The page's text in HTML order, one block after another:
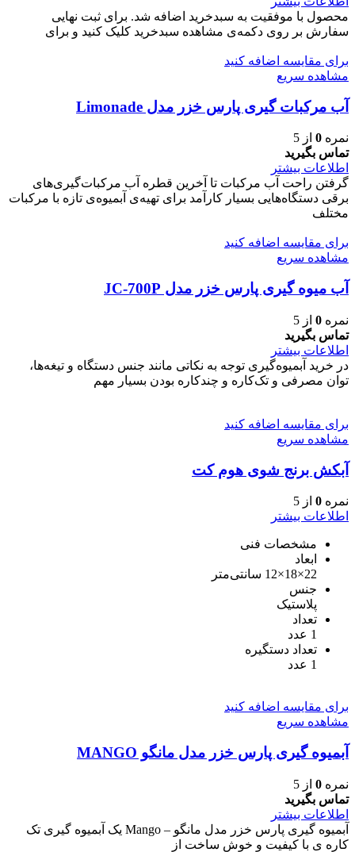
محصول با موفقیت به سبدخرید اضافه شد. برای ثبت نهایی
سفارش بر روی دکمه‌ی مشاهده سبدخرید کلیک کنید و برای
برای مقایسه اضافه کنید
مشاهده سریع
آب مرکبات گیری پارس خزر مدل Limonade
نمره 0 از 5
تماس بگیرید
اطلاعات بیشتر
گرفتن راحت آب مرکبات تا آخرین قطره آب مرکبات‌گیری‌های
برقی دستگاه‌هایی بسیار کارآمد برای تهیه‌ی آبمیوه‌ی تازه با مرکبات
مختلف
برای مقایسه اضافه کنید
مشاهده سریع
آب میوه گیری پارس خزر مدل JC-700P
نمره 0 از 5
تماس بگیرید
اطلاعات بیشتر
در خرید آبمیوه‌گیری توجه به نکاتی مانند جنس دستگاه و تیغه‌ها،
توان مصرفی و تک‌کاره و چندکاره بودن بسیار مهم
برای مقایسه اضافه کنید
مشاهده سریع
آبکش برنج شوی هوم کت
نمره 0 از 5
اطلاعات بیشتر
مشخصات فنی
ابعاد
22×18×12 سانتی‌متر
جنس
پلاستیک
تعداد
1 عدد
تعداد دستگیره
1 عدد
برای مقایسه اضافه کنید
مشاهده سریع
آبمیوه گیری پارس خزر مدل مانگو MANGO
نمره 0 از 5
تماس بگیرید
اطلاعات بیشتر
آبمیوه گیری پارس خزر مدل مانگو – Mango یک آبمیوه گیری تک
کاره ی با کیفیت و خوش ساخت از